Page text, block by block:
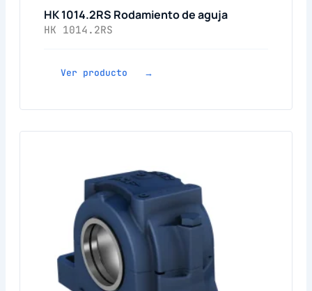
HK 1014.2RS Rodamiento de aguja
HK 1014.2RS
Ver producto →